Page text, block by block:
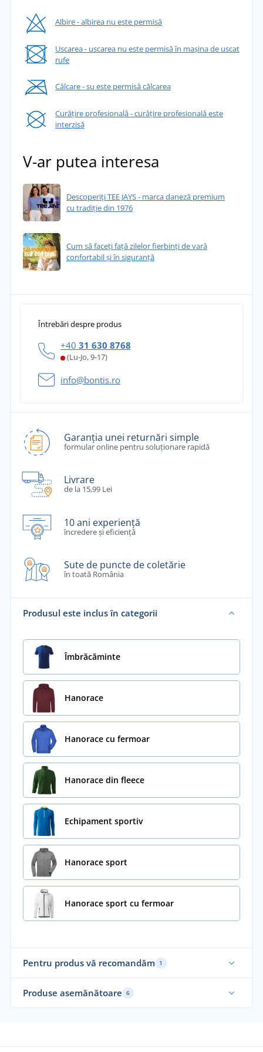
Albire - albirea nu este permisă
Uscarea - uscarea nu este permisă în mașina de uscat
rufe
Călcare - su este permisă călcarea
Curățire profesională - curățire profesională este
interzisă
V-ar putea interesa
Descoperiți TEE JAYS - marca daneză premium
cu tradiție din 1976
Cum să faceți față zilelor fierbinți de vară
confortabil și în siguranță
Întrebări despre produs
+40 31 630 8768
(Lu-Jo, 9-17)
info@bontis.ro
Garanția unei returnări simple
formular online pentru soluționare rapidă
Livrare
de la 15,99 Lei
10 ani experiență
încredere și eficiență
Sute de puncte de coletărie
în toată România
Produsul este inclus în categorii
Îmbrăcăminte
Hanorace
Hanorace cu fermoar
Hanorace din fleece
Echipament sportiv
Hanorace sport
Hanorace sport cu fermoar
Pentru produs vă recomandăm 1
Produse asemănătoare 6